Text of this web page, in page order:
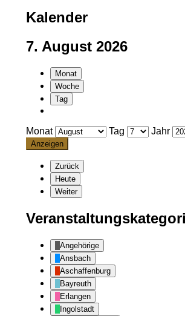
Kalender
7. August 2026
Monat
Woche
Tag
Monat Tag Jahr
Zurück
Heute
Weiter
Angehörige
Ansbach
Aschaffenburg
Bayreuth
Erlangen
Ingolstadt